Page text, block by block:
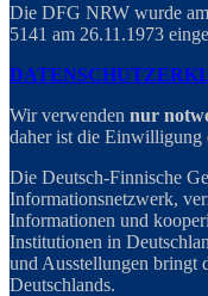
Die DFG NRW wurde
5141 am 26.11.1973
Wir verwenden nur
daher ist die Einwilligung
Die Deutsch-Finnische
Informationsnetzwerk,
Informationen und
Institutionen in
und Ausstellungen
Deutschlands.